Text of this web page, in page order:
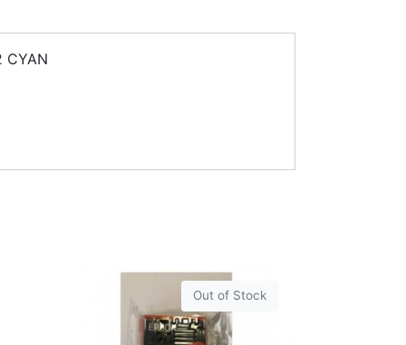
CYAN
Out of Stock